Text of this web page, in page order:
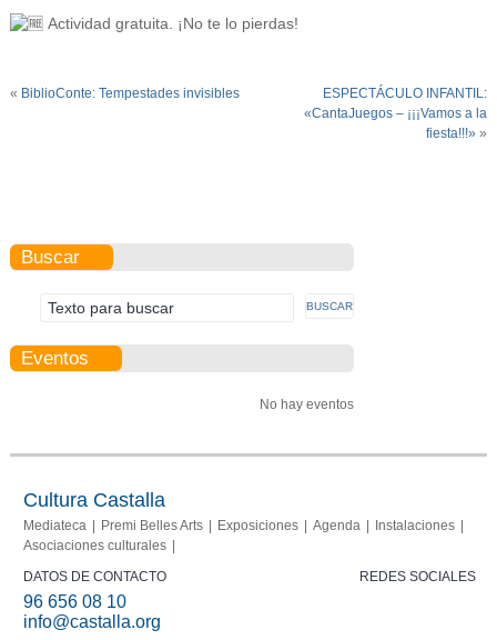
Actividad gratuita. ¡No te lo pierdas!
« BiblioConte: Tempestades invisibles
ESPECTÁCULO INFANTIL:
«CantaJuegos – ¡¡¡Vamos a la
fiesta!!!» »
Buscar
Eventos
No hay eventos
Cultura Castalla
Mediateca Premi Belles Arts Exposiciones Agenda
Instalaciones
Asociaciones culturales
DATOS DE CONTACTO
96 656 08 10
info@castalla.org
REDES SOCIALES